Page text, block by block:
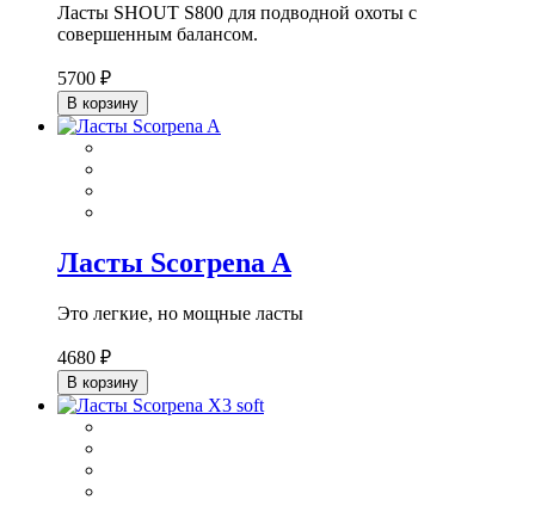
Ласты SHOUT S800 для подводной охоты с
совершенным балансом.
5700 ₽
В корзину
Ласты Scorpena A
Это легкие, но мощные ласты
4680 ₽
В корзину